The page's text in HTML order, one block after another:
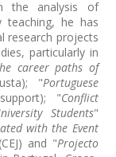
the analysis of
teaching, he has
research projects
particularly in
career paths of
"Portuguese
"Conflict
Students"
with the Event
and "Projecto